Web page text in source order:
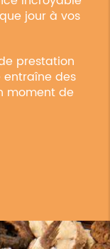
jour à vos
prestation
entraîne des
moment de